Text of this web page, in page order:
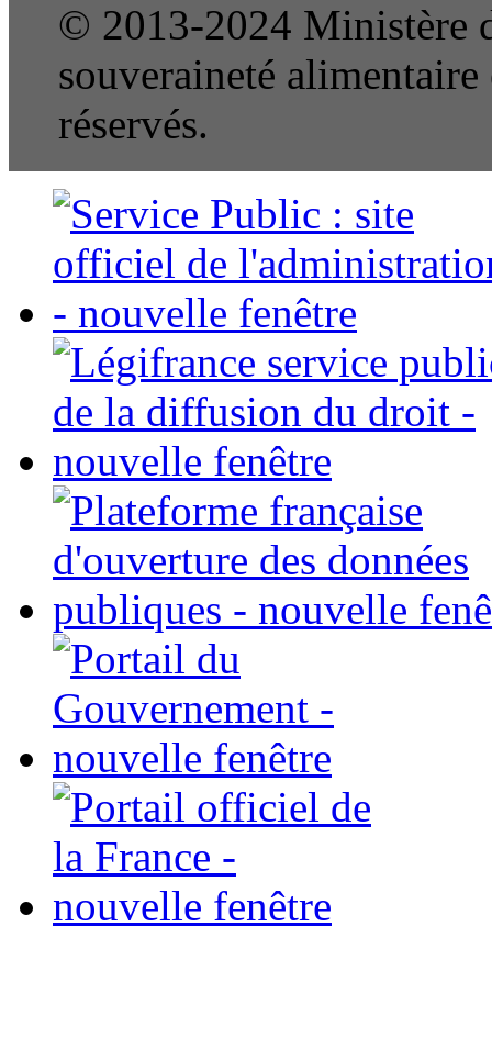
© 2013-2024 Ministère
souveraineté
réservés.